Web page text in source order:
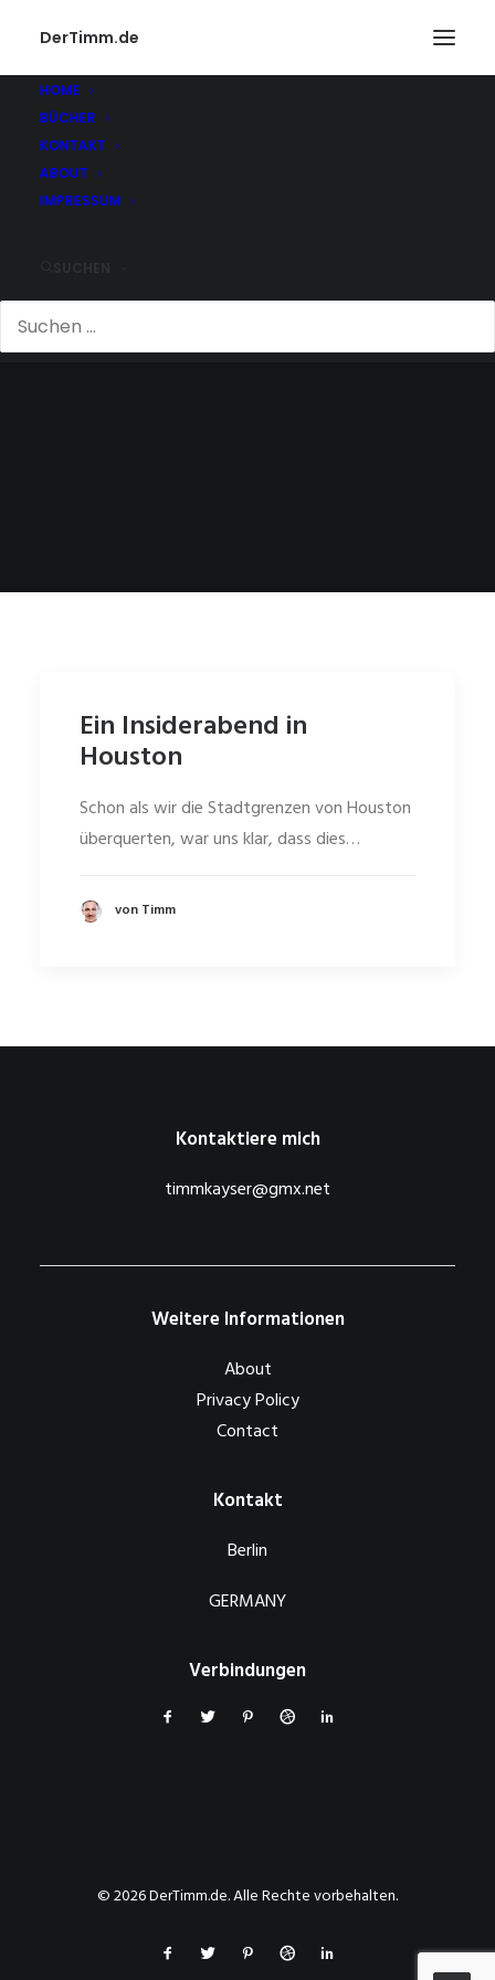
DerTimm.de
HOME
BÜCHER
KONTAKT
ABOUT
IMPRESSUM
SCHLITTSCHUHBAHN
Ein Insiderabend in
Houston
Schon als wir die Stadtgrenzen von Houston
überquerten, war uns klar, dass dies…
von Timm
Kontaktiere mich
timmkayser@gmx.net
Weitere Informationen
About
Privacy Policy
Contact
Kontakt
Berlin
GERMANY
Verbindungen
© 2026 DerTimm.de. Alle Rechte vorbehalten.